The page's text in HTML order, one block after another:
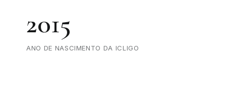
2015
ANO DE NASCIMENTO DA ICLIGO